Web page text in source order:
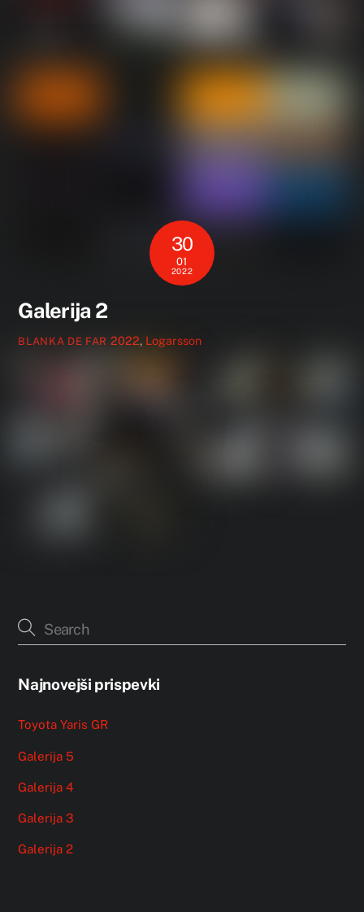
30
01
2022
Galerija 2
BLANKA DE FAR 2022, Logarsson
Najnovejši prispevki
Toyota Yaris GR
Galerija 5
Galerija 4
Galerija 3
Galerija 2